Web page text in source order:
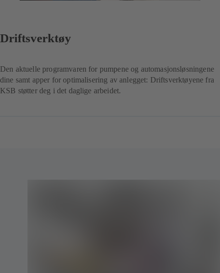
Driftsverktøy
Den aktuelle programvaren for pumpene og automasjonsløsningene
dine samt apper for optimalisering av anlegget: Driftsverktøyene fra
KSB støtter deg i det daglige arbeidet.